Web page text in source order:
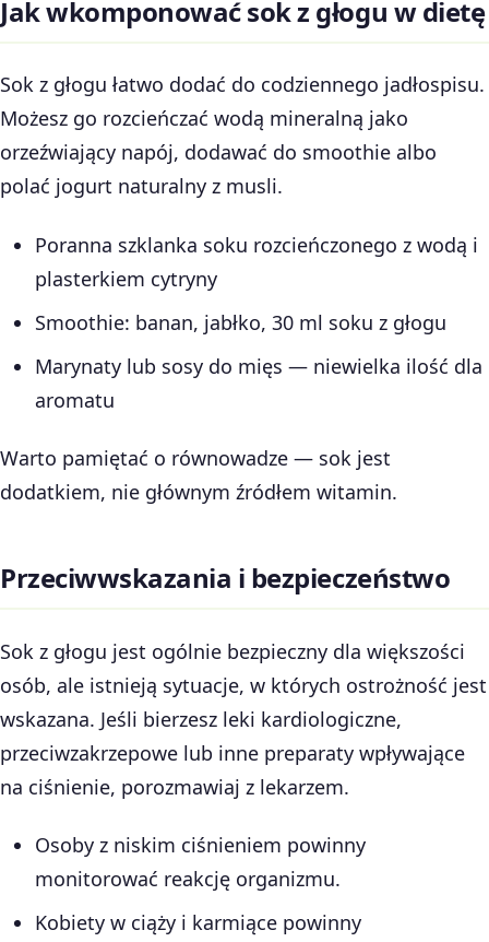
Jak wkomponować sok z głogu w dietę
Sok z głogu łatwo dodać do codziennego jadłospisu.
Możesz go rozcieńczać wodą mineralną jako
orzeźwiający napój, dodawać do smoothie albo
polać jogurt naturalny z musli.
Poranna szklanka soku rozcieńczonego z wodą i
plasterkiem cytryny
Smoothie: banan, jabłko, 30 ml soku z głogu
Marynaty lub sosy do mięs — niewielka ilość dla
aromatu
Warto pamiętać o równowadze — sok jest
dodatkiem, nie głównym źródłem witamin.
Przeciwwskazania i bezpieczeństwo
Sok z głogu jest ogólnie bezpieczny dla większości
osób, ale istnieją sytuacje, w których ostrożność jest
wskazana. Jeśli bierzesz leki kardiologiczne,
przeciwzakrzepowe lub inne preparaty wpływające
na ciśnienie, porozmawiaj z lekarzem.
Osoby z niskim ciśnieniem powinny
monitorować reakcję organizmu.
Kobiety w ciąży i karmiące powinny